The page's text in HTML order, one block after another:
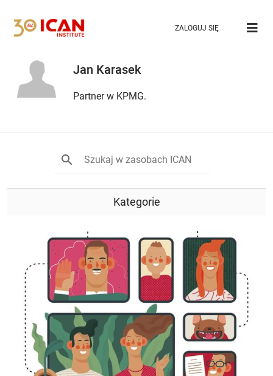
ZALOGUJ SIĘ
Jan Karasek
Partner w KPMG.
Kategorie